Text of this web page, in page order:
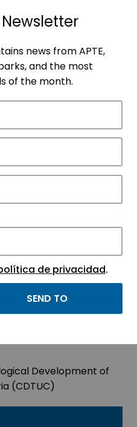
that drive
Development of
(CDTUC)
news from APTE,
and the most
of the month.
de privacidad.